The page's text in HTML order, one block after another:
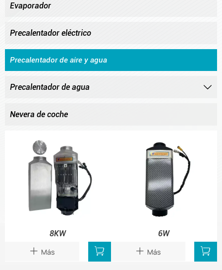
Evaporador
Precalentador eléctrico
Precalentador de aire y agua
Precalentador de agua 
Nevera de coche
8KW
 Más 
6W
 Más 